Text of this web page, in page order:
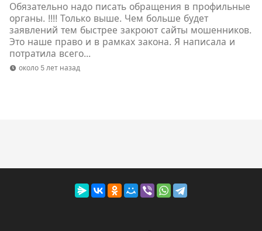
Обязательно надо писать обращения в профильные
органы. !!!! Только выше. Чем больше будет
заявлений тем быстрее закроют сайты мошенников.
Это наше право и в рамках закона. Я написала и
потратила всего...
около 5 лет назад